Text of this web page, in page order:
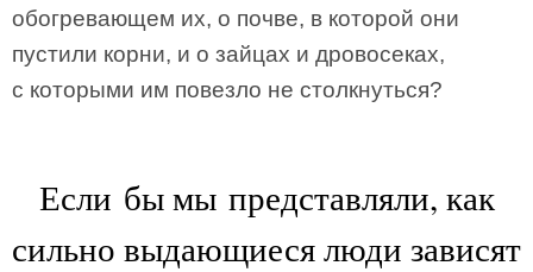
обогревающем их, о почве, в которой они
пустили корни, и о зайцах и дровосеках,
с которыми им повезло не столкнуться?
Если бы мы представляли, как
сильно выдающиеся люди зависят